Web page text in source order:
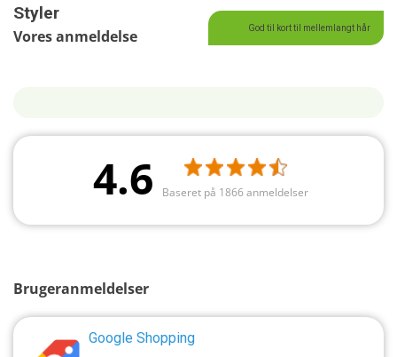
Styler
Vores anmeldelse God til kort til mellemlangt hår
4.6 Baseret på 1866 anmeldelser
Brugeranmeldelser
Google Shopping